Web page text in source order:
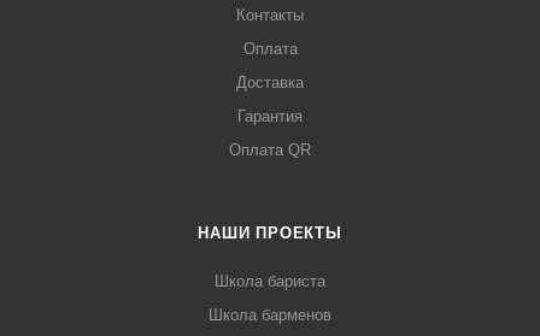
Контакты
Оплата
Доставка
Гарантия
Оплата QR
НАШИ ПРОЕКТЫ
Школа бариста
Школа барменов